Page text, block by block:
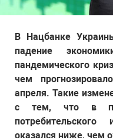
В Нацбанке
падение
пандемического
чем
апреля. Такие
с тем, что в
оказался ниже, чем